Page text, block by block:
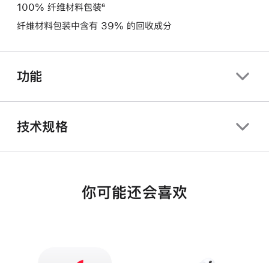
100% 纤维材料包装⁶
纤维材料包装中含有 39% 的回收成分
功能
技术规格
你可能还会喜欢